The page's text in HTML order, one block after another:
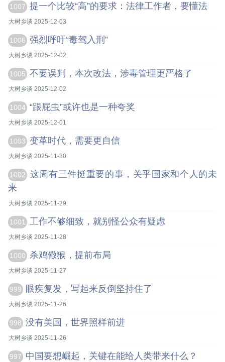
1007 提一个比较“高”的要求：法律工作者，要懂法
大树乡谈 2025-12-03
1006 强烈呼吁“毒驾入刑”
大树乡谈 2025-12-02
1005 不要误判，本次改法，涉毒管理更严格了
大树乡谈 2025-12-02
1004 “跟屁虫”或许也是一种夸奖
大树乡谈 2025-12-01
1003 变革时代，需要更自信
大树乡谈 2025-11-30
1002
这周有三件挺重要的事，关乎国家和个人的未
来
大树乡谈 2025-11-29
1001 工作不够细致，就别怪公众有疑虑
大树乡谈 2025-11-28
1000 杀鸡儆猴，提前布局
大树乡谈 2025-11-27
999 眼疾复发，写起来反倒坚持住了
大树乡谈 2025-11-26
998 没有美国，世界照样前进
大树乡谈 2025-11-26
997 中国要想崛起，关键在能给人类带来什么？